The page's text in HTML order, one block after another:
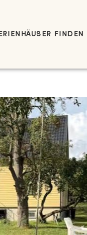
FINDEN